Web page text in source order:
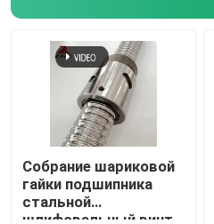
Собрание шариковой
гайки подшипника
стальной
шлифовальный винт